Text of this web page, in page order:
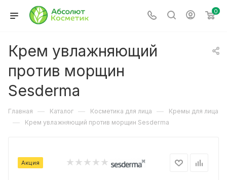
0
Крем увлажняющий
против морщин
Sesderma
Главная — Каталог — Косметика для лица — Кремы для лица
— Крем увлажняющий против морщин Sesderma
Акция